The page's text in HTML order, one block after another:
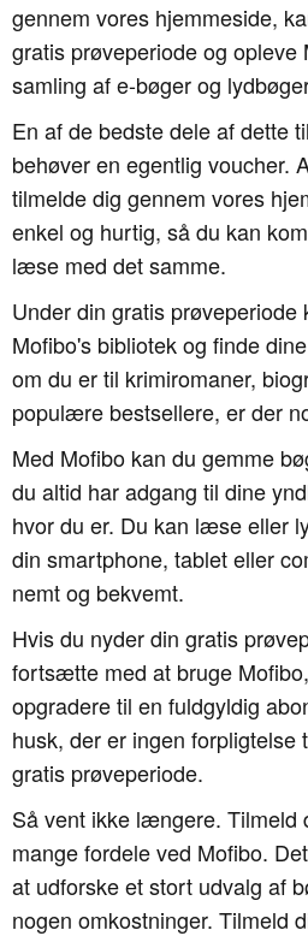
gennem vores hjemmeside,
gratis prøveperiode og opleve
samling af e-bøger og
En af de bedste dele af dette
behøver en egentlig voucher.
tilmelde dig gennem vores
enkel og hurtig, så du kan
læse med det samme.
Under din gratis prøveperiode
Mofibo's bibliotek og finde
om du er til krimiromaner,
populære bestsellere, er der
Med Mofibo kan du gemme
du altid har adgang til dine
hvor du er. Du kan læse eller
din smartphone, tablet eller
nemt og bekvemt.
Hvis du nyder din gratis
fortsætte med at bruge
opgradere til en fuldgyldig
husk, der er ingen
gratis prøveperiode.
Så vent ikke længere. Tilmeld
mange fordele ved Mofibo.
at udforske et stort udvalg af
nogen omkostninger. Tilmeld